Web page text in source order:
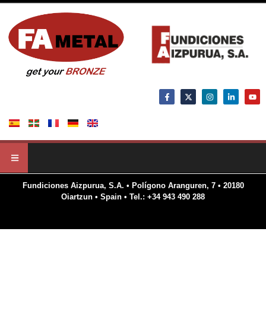
Fundiciones Aizpurua, S.A. • Polígono Aranguren, 7 • 20180
Oiartzun • Spain • Tel.: +34 943 490 288